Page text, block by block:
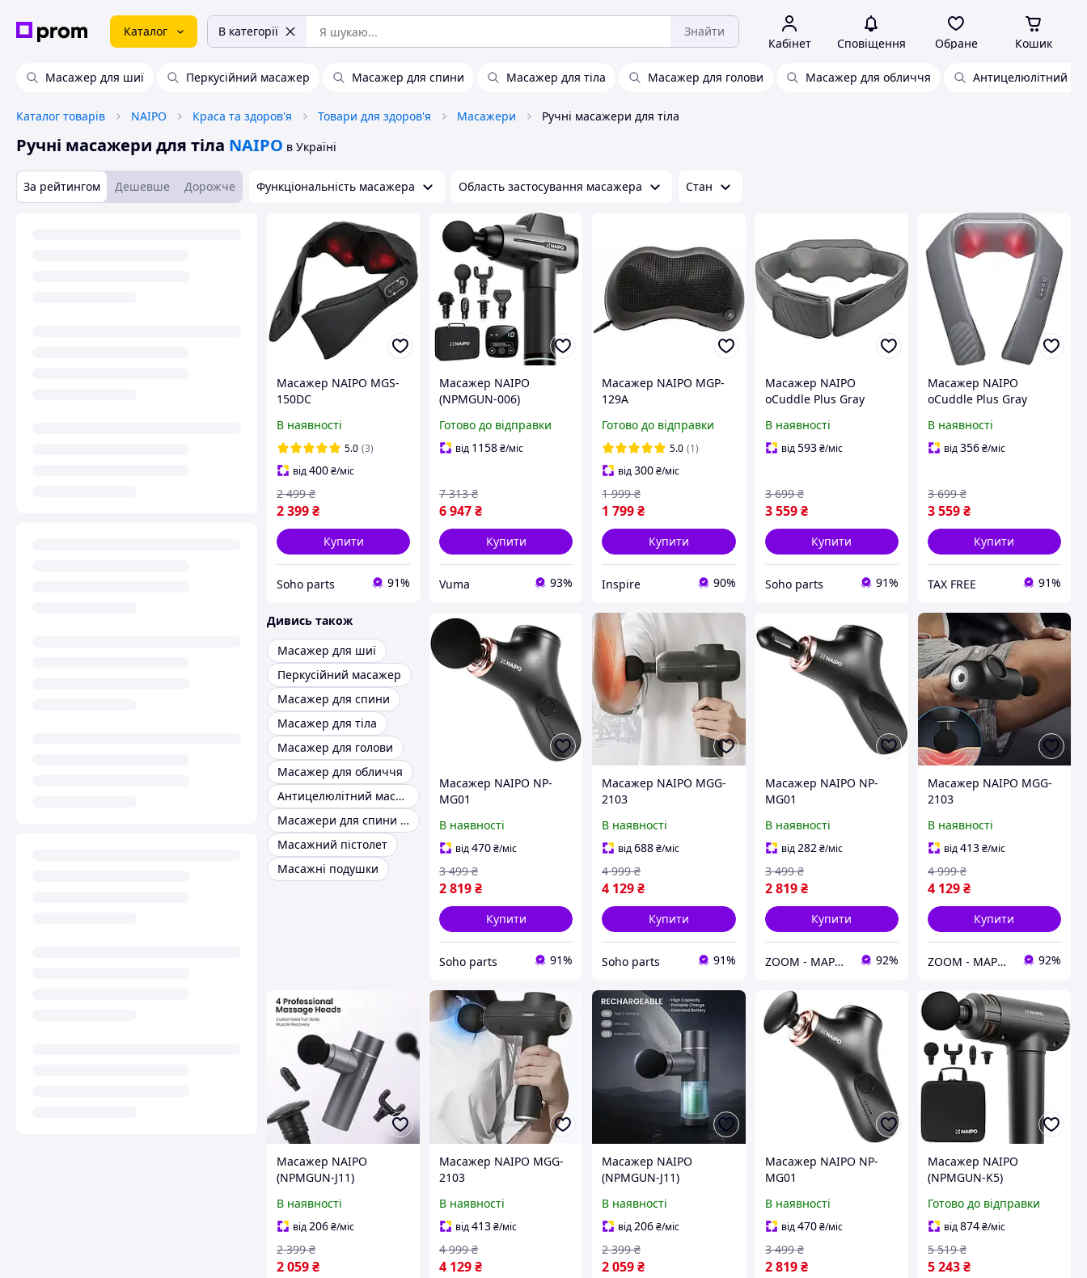
Каталог В категорії Знайти
Кабінет Сповіщення Обране Кошик
Масажер для шиї Перкусійний масажер Масажер для спини Масажер для тіла Масажер для голови Масажер для обличчя Антицелюлітний
Каталог товарів NAIPO Краса та здоров'я Товари для здоров'я Масажери Ручні масажери для тіла
Ручні масажери для тіла NAIPO в Україні
За рейтингом Дешевше Дорожче Функціональність масажера Область застосування масажера Стан
Масажер NAIPO MGS-
150DC
В наявності
5.0 (3)
від400₴/міс
2 399₴
2 499 ₴
Купити
Soho parts 91%
Масажер NAIPO
(NPMGUN-006)
Готово до відправки
від 1158₴/міс
6 947₴
7 313 ₴
Купити
Vuma 93%
Масажер NAIPO MGP-
129A
Готово до відправки
5.0 (1)
від300₴/міс
1 799₴
1 999 ₴
Купити
Inspire 90%
Масажер NAIPO
oCuddle Plus Gray
В наявності
від593 ₴/міс
3 559 ₴
3 699 ₴
Купити
Soho parts 91%
Масажер NAIPO
oCuddle Plus Gray
В наявності
від356₴/міс
3 559₴
3 699 ₴
Купити
TAX FREE 91%
Дивись також
Масажер для шиї
Перкусійний масажер
Масажер для спини
Масажер для тіла
Масажер для голови
Масажер для обличчя
Антицелюлітний масажер
Масажери для спини і шиї
Масажний пістолет
Масажні подушки
Масажер NAIPO NP-
MG01
В наявності
від470₴/міс
2 819₴
3 499 ₴
Купити
Soho parts 91%
Масажер NAIPO MGG-
2103
В наявності
від688₴/міс
4 129₴
4 999 ₴
Купити
Soho parts 91%
Масажер NAIPO NP-
MG01
В наявності
від282 ₴/міс
2 819 ₴
3 499 ₴
Купити
ZOOM - МАРКЕТ ЦИФРОВОЇ ТЕХНІКИ 92%
Масажер NAIPO MGG-
2103
В наявності
від413₴/міс
4 129₴
4 999 ₴
Купити
ZOOM - МАРКЕТ ЦИФРОВОЇ ТЕХНІКИ 92%
Масажер NAIPO
(NPMGUN-J11)
В наявності
від 206₴/міс
2 059₴
2 399 ₴
Масажер NAIPO MGG-
2103
В наявності
від413₴/міс
4 129₴
4 999 ₴
Масажер NAIPO
(NPMGUN-J11)
В наявності
від206₴/міс
2 059₴
2 399 ₴
Масажер NAIPO NP-
MG01
В наявності
від470 ₴/міс
2 819 ₴
3 499 ₴
Масажер NAIPO
(NPMGUN-K5)
Готово до відправки
від874₴/міс
5 243₴
5 519 ₴